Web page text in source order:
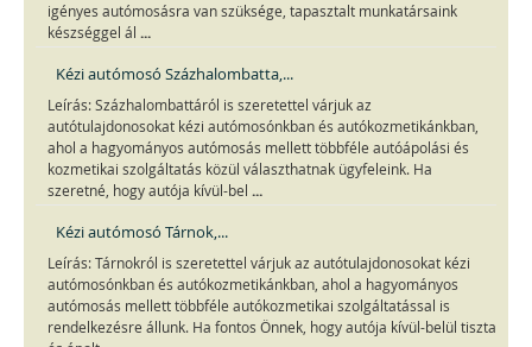
igényes autómosásra van szüksége, tapasztalt munkatársaink
készséggel ál ...
Kézi autómosó Százhalombatta,...
Leírás: Százhalombattáról is szeretettel várjuk az
autótulajdonosokat kézi autómosónkban és autókozmetikánkban,
ahol a hagyományos autómosás mellett többféle autóápolási és
kozmetikai szolgáltatás közül választhatnak ügyfeleink. Ha
szeretné, hogy autója kívül-bel ...
Kézi autómosó Tárnok,...
Leírás: Tárnokról is szeretettel várjuk az autótulajdonosokat kézi
autómosónkban és autókozmetikánkban, ahol a hagyományos
autómosás mellett többféle autókozmetikai szolgáltatással is
rendelkezésre állunk. Ha fontos Önnek, hogy autója kívül-belül tiszta